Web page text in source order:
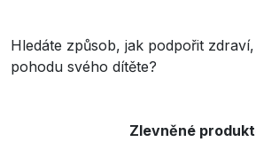
Hledáte způsob, jak podpořit
pohodu svého dítěte?
Zlevněné